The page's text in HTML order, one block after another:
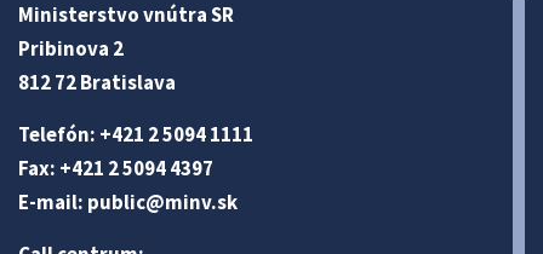
Ministerstvo vnútra SR
Pribinova 2
812 72 Bratislava
Telefón: +421 2 5094 1111
Fax: +421 2 5094 4397
E-mail: public@minv.sk